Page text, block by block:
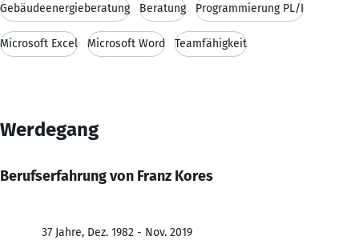
Gebäudeenergieberatung Beratung Programmierung PL/I
Microsoft Excel Microsoft Word Teamfähigkeit
Werdegang
Berufserfahrung von Franz Kores
37 Jahre, Dez. 1982 - Nov. 2019